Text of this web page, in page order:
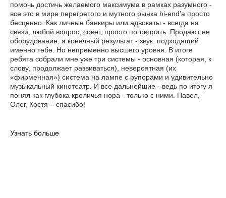
помочь достичь желаемого максимума в рамках разумного -
все это в мире перегретого и мутного рынка hi-end’а просто
бесценно. Как личные банкиры или адвокаты - всегда на
связи, любой вопрос, совет, просто поговорить. Продают не
оборудование, а конечный результат - звук, подходящий
именно тебе. Но непременно высшего уровня. В итоге
ребята собрали мне уже три системы - основная (которая, к
слову, продолжает развиваться), невероятная (их
«фирменная») система на лампе с рупорами и удивительно
музыкальный кинотеатр. И все дальнейшие - ведь по итогу я
понял как глубока кроличья нора - только с ними. Павел,
Олег, Костя – спасибо!
Узнать больше